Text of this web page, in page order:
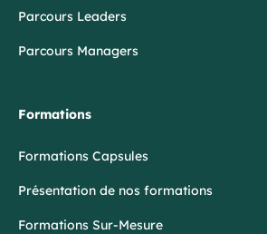
Parcours Leaders
Parcours Managers
Formations
Formations Capsules
Présentation de nos formations
Formations Sur-Mesure